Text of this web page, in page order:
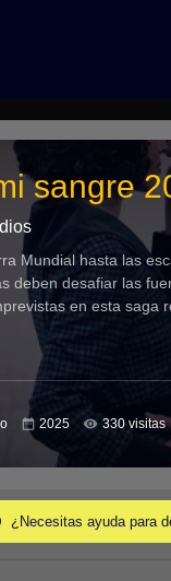
sangre
Mundial hasta las
deben desafiar las
en esta saga
2025 330 visitas
¿Necesitas ayuda para